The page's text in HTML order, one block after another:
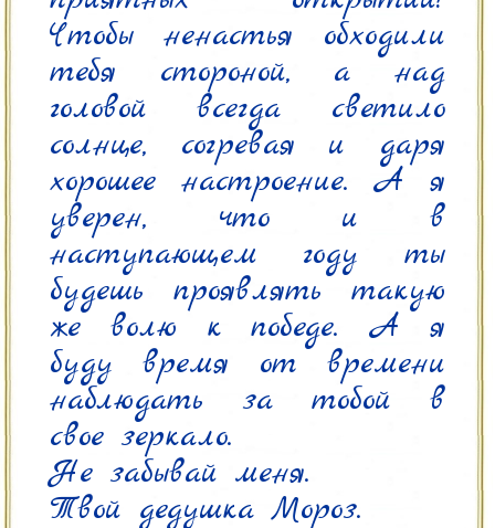
Чтобы ненастья обходили
тебя стороной, а над
головой всегда светило
солнце, согревая и даря
хорошее настроение. А я
уверен, что и в
наступающем году ты
будешь проявлять такую
же волю к победе. А я
буду время от времени
наблюдать за тобой в
свое зеркало.
Не забывай меня.
Твой дедушка Мороз.